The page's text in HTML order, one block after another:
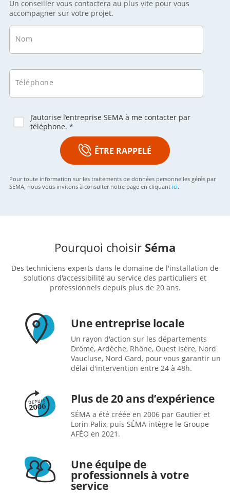
Un conseiller vous contactera au plus vite pour vous
accompagner sur votre projet.
Nom
Téléphone
J’autorise l’entreprise SEMA à me contacter par
téléphone. *
ÊTRE RAPPELÉ
Pour toute information sur les traitements de données personnelles gérés par
SEMA, nous vous invitons à consulter notre page en cliquant ici.
Pourquoi choisir Séma
Des techniciens experts dans le domaine de l'installation de
solutions d'accessibilité au service des particuliers et
professionnels depuis plus de 20 ans.
Une entreprise locale
Un rayon d'action sur les départements
Drôme, Ardèche, Rhône, Ouest Isère, Nord
Vaucluse, Nord Gard, pour vous garantir un
délai d'intervention entre 24 à 48h.
Plus de 20 ans d’expérience
SÉMA a été créée en 2006 par Gautier et
Lorin Palix, puis SÉMA intègre le Groupe
AFÉO en 2021.
Une équipe de
professionnels à votre
service